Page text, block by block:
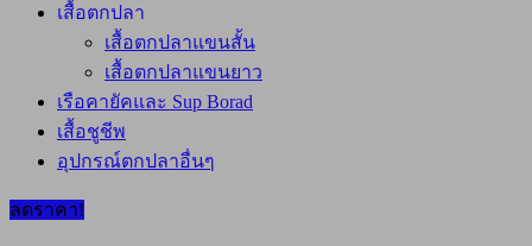
เสื้อตกปลา
เสื้อตกปลาแขนสั้น
เสื้อตกปลาแขนยาว
เรือคายัคและ Sup Borad
เสื้อชูชีพ
อุปกรณ์ตกปลาอื่นๆ
ลดราคา!